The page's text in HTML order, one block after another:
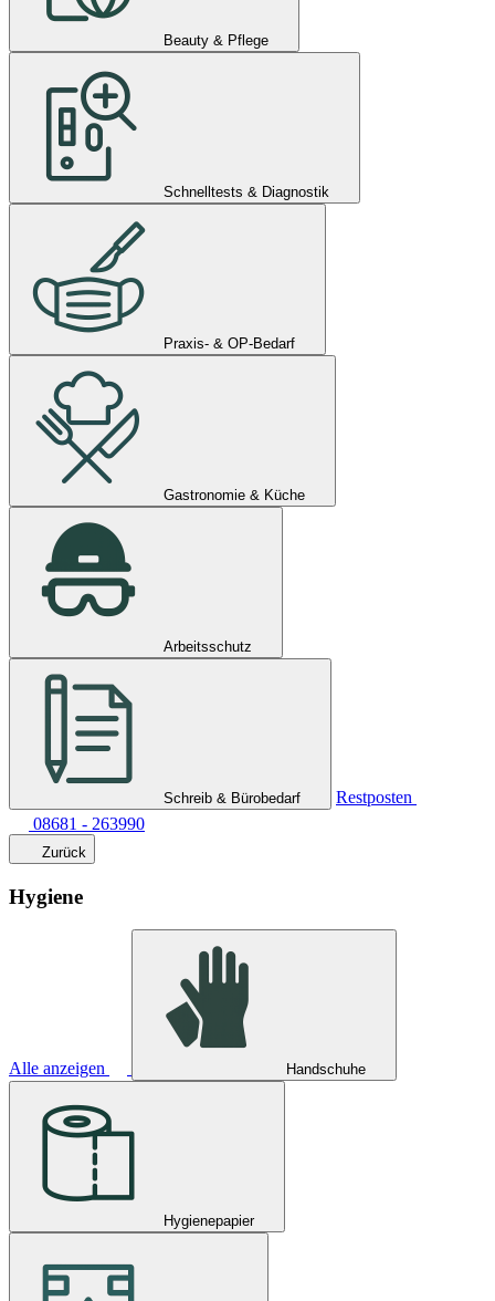
Beauty & Pflege
Schnelltests & Diagnostik
Praxis- & OP-Bedarf
Gastronomie & Küche
Arbeitsschutz
Schreib & Bürobedarf
Restposten
08681 - 263990
Zurück
Hygiene
Alle anzeigen Handschuhe
Hygienepapier